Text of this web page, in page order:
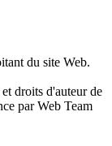
du site Web.
droits d'auteur de
par Web Team